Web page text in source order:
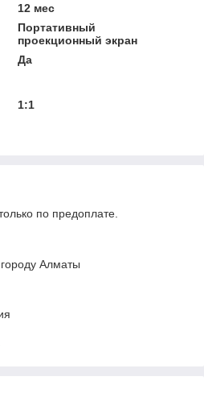
12 мес
Портативный
проекционный экран
Да
1:1
по предоплате.
Алматы